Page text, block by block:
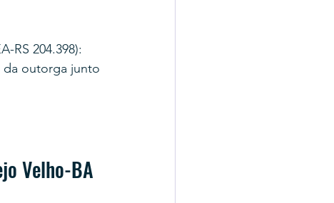
RS 204.398):
da outorga junto
Velho-BA